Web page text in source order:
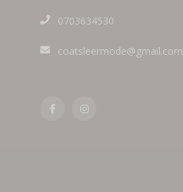
0703634530
coatsleermode@gmail.com